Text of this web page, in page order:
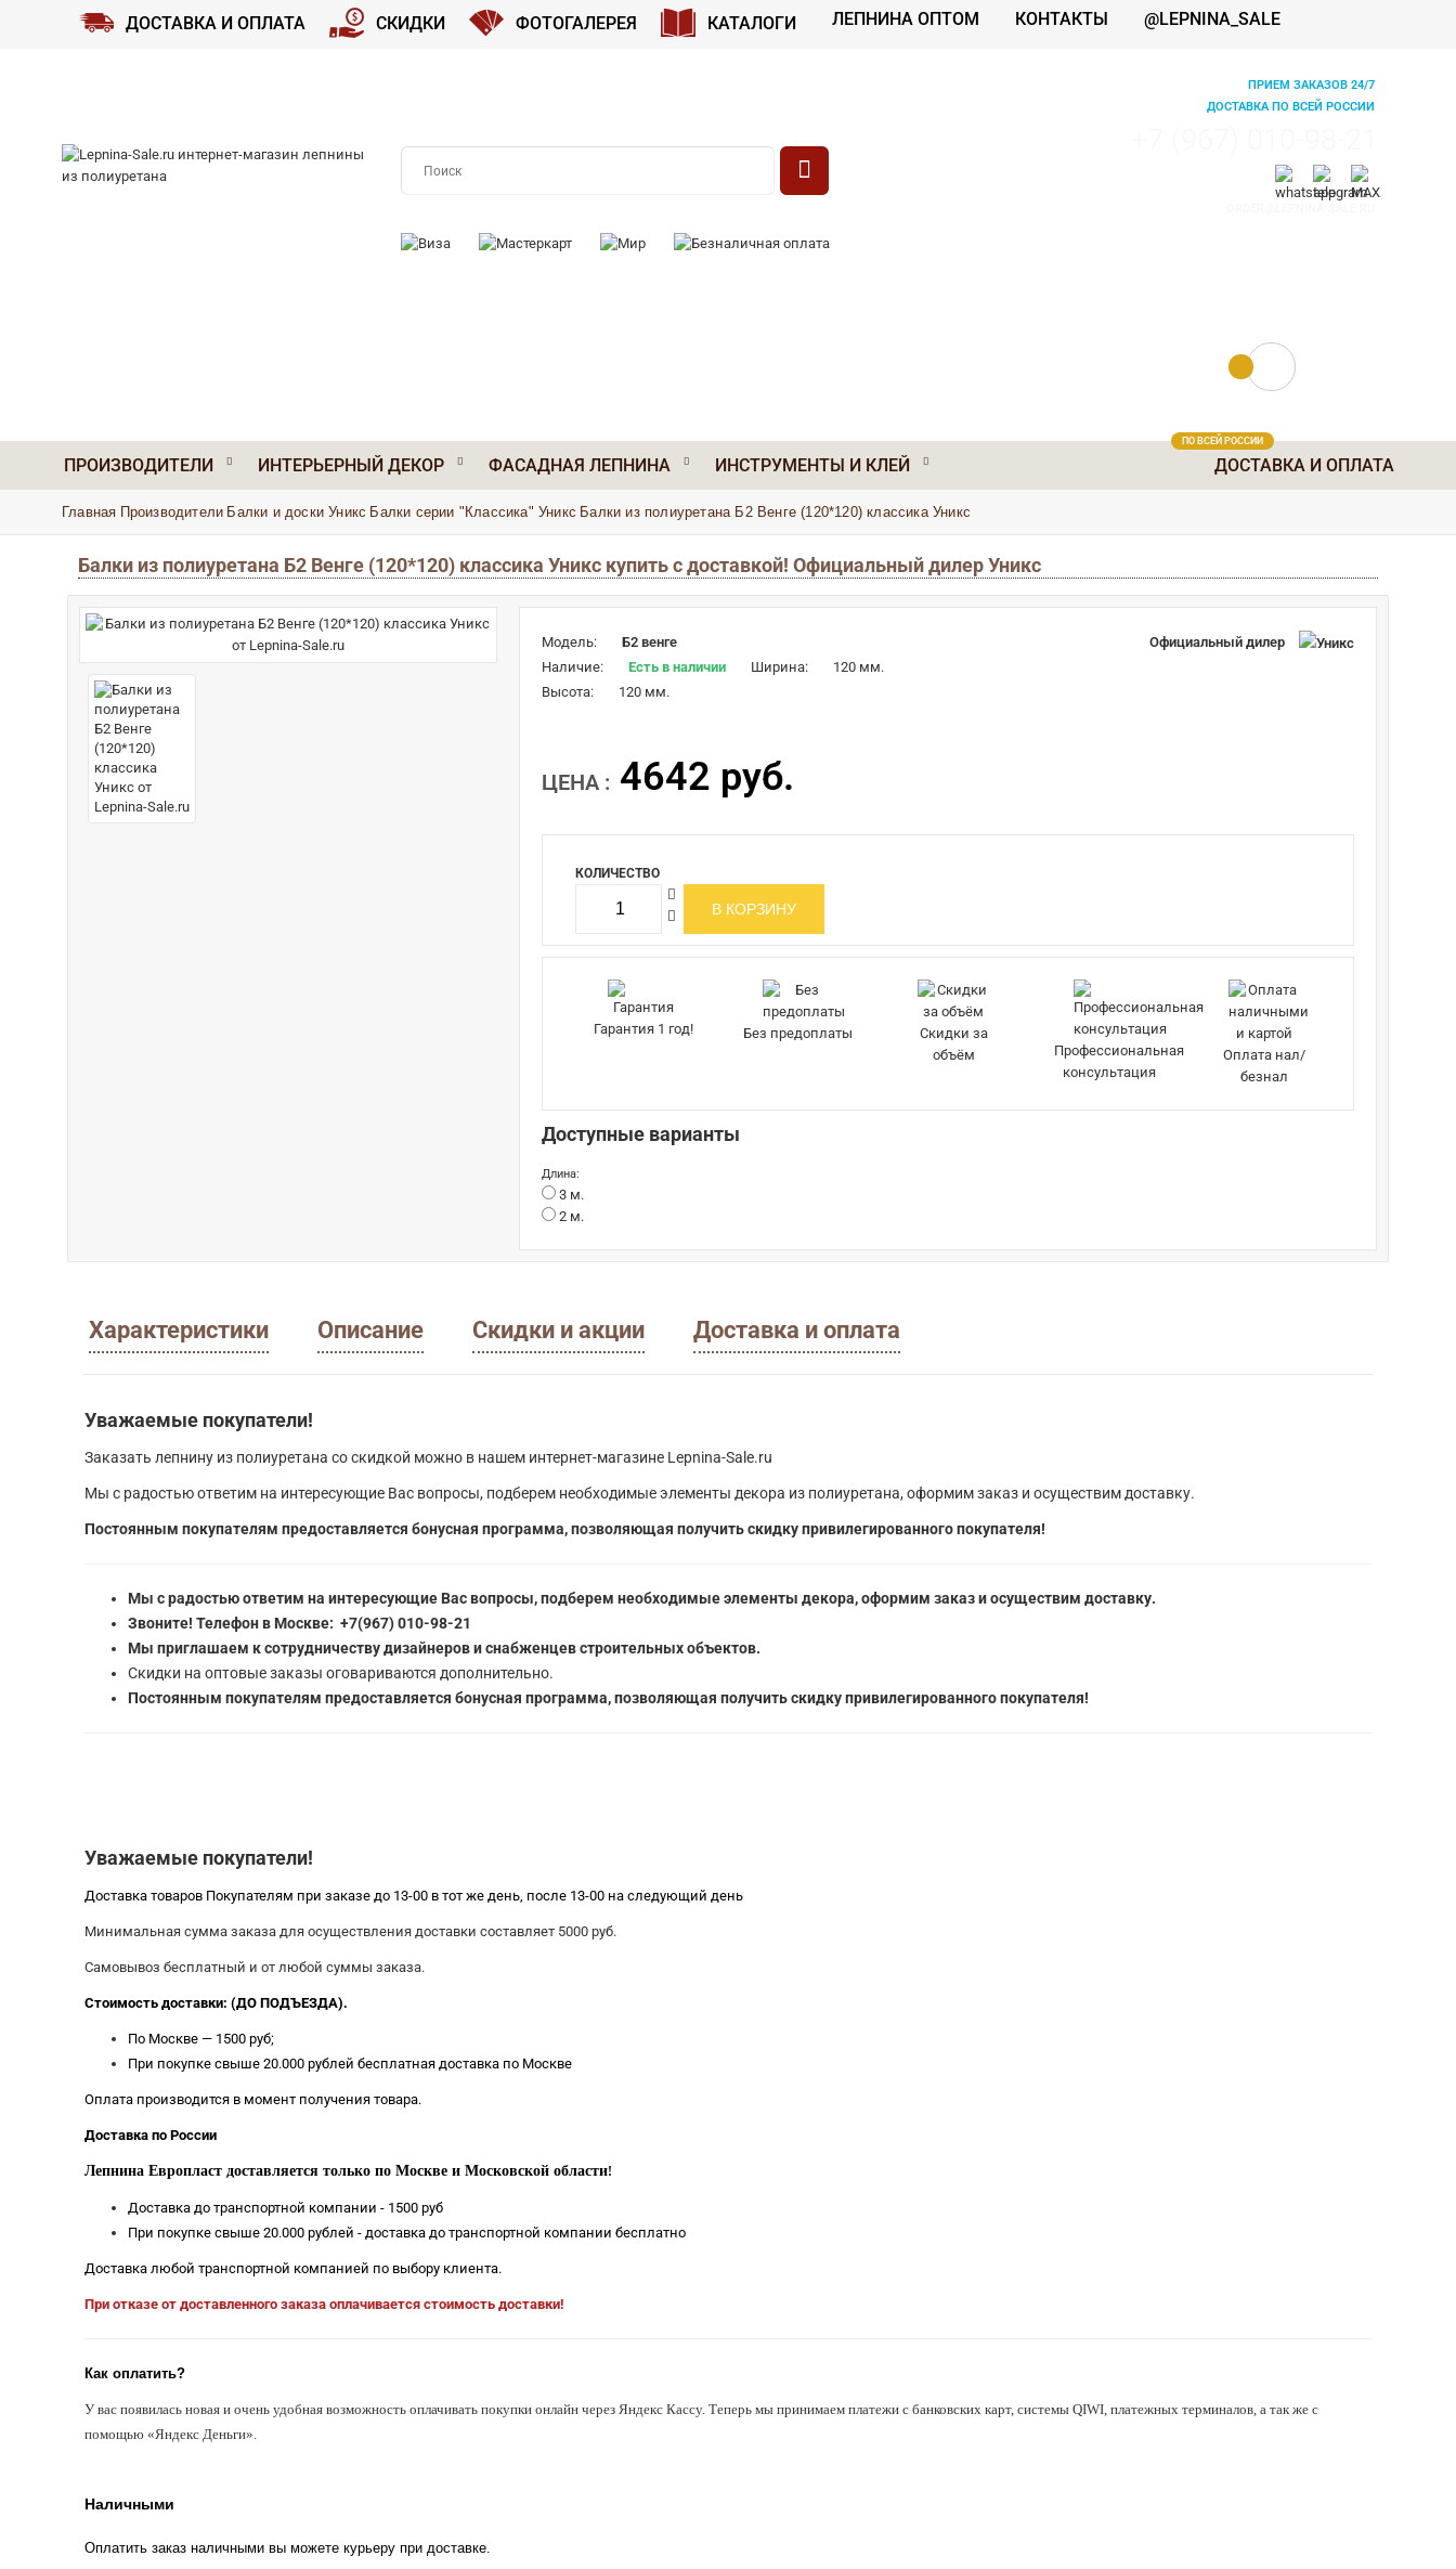
ДОСТАВКА И ОПЛАТА СКИДКИ ФОТОГАЛЕРЕЯ КАТАЛОГИ ЛЕПНИНА ОПТОМ КОНТАКТЫ @LEPNINA_SALE
ПРИЕМ ЗАКАЗОВ 24/7
ДОСТАВКА ПО ВСЕЙ РОССИИ
ДОСТАВКА И ОПЛАТА
ПО ВСЕЙ РОССИИ
ПРОИЗВОДИТЕЛИ ИНТЕРЬЕРНЫЙ ДЕКОР ФАСАДНАЯ ЛЕПНИНА ИНСТРУМЕНТЫ И КЛЕЙ
Главная Производители Балки и доски Уникс Балки серии "Классика" Уникс Балки из полиуретана Б2 Венге (120*120) классика Уникс
Балки из полиуретана Б2 Венге (120*120) классика Уникс купить с доставкой! Официальный дилер Уникс
Модель:
Б2 венге
Наличие:
Есть в наличии Ширина:
120 мм.
Высота:
120 мм.
Официальный дилер
ЦЕНА : 4642 руб.
КОЛИЧЕСТВО
Гарантия 1 год! Без предоплаты
Скидки за
объём
Профессиональная
консультация
Оплата нал/
безнал
Доступные варианты
Длина:
3 м.
2 м.
Характеристики Описание Скидки и акции Доставка и оплата
Уважаемые покупатели!
Заказать лепнину из полиуретана со скидкой можно в нашем интернет-магазине Lepnina-Sale.ru
Мы с радостью ответим на интересующие Вас вопросы, подберем необходимые элементы декора из полиуретана, оформим заказ и осуществим доставку.
Постоянным покупателям предоставляется бонусная программа, позволяющая получить скидку привилегированного покупателя!
Мы с радостью ответим на интересующие Вас вопросы, подберем необходимые элементы декора, оформим заказ и осуществим доставку.
Звоните! Телефон в Москве: +7(967) 010-98-21
Мы приглашаем к сотрудничеству дизайнеров и снабженцев строительных объектов.
Скидки на оптовые заказы оговариваются дополнительно.
Постоянным покупателям предоставляется бонусная программа, позволяющая получить скидку привилегированного покупателя!
Уважаемые покупатели!
Доставка товаров Покупателям при заказе до 13-00 в тот же день, после 13-00 на следующий день
Минимальная сумма заказа для осуществления доставки составляет 5000 руб.
Самовывоз бесплатный и от любой суммы заказа.
Стоимость доставки: (ДО ПОДЪЕЗДА).
По Москве — 1500 руб;
При покупке свыше 20.000 рублей бесплатная доставка по Москве
Оплата производится в момент получения товара.
Доставка по России
Лепнина Европласт доставляется только по Москве и Московской области!
Доставка до транспортной компании - 1500 руб
При покупке свыше 20.000 рублей - доставка до транспортной компании бесплатно
Доставка любой транспортной компанией по выбору клиента.
При отказе от доставленного заказа оплачивается стоимость доставки!
Как оплатить?
У вас появилась новая и очень удобная возможность оплачивать покупки онлайн через Яндекс Кассу. Теперь мы принимаем платежи с банковских карт, системы QIWI, платежных терминалов, а так же с
помощью «Яндекс Деньги».
Наличными
Оплатить заказ наличными вы можете курьеру при доставке.